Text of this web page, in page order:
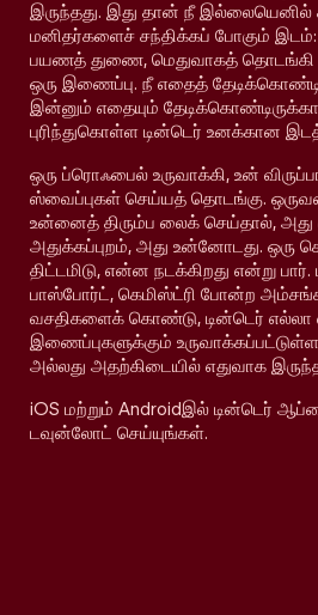
இருந்தது. இது தான் நீ இல்லையெனில்
மனிதர்களைச் சந்திக்கப் போகும் இடம்:
பயணத் துணை, மெதுவாகத்
ஒரு இணைப்பு. நீ எதைத்
இன்னும் எதையும்
புரிந்துகொள்ள டின்டெர் உனக்கான
ஒரு ப்ரொஃபைல் உருவாக்கி, உன்
ஸ்வைப்புகள் செய்யத் தொடங்கு.
உன்னைத் திரும்ப லைக் செய்தால்,
அதுக்கப்புறம், அது உன்னோடது. ஒரு
திட்டமிடு, என்ன நடக்கிறது என்று
பாஸ்போர்ட், கெமிஸ்ட்ரி போன்ற
வசதிகளைக் கொண்டு, டின்டெர்
இணைப்புகளுக்கும்
அல்லது அதற்கிடையில் எதுவாக
iOS மற்றும் Androidஇல் டின்டெர்
டவுன்லோட் செய்யுங்கள்.